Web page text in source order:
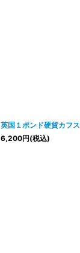
英国１ポンド硬貨カフ
6,200円(税込)